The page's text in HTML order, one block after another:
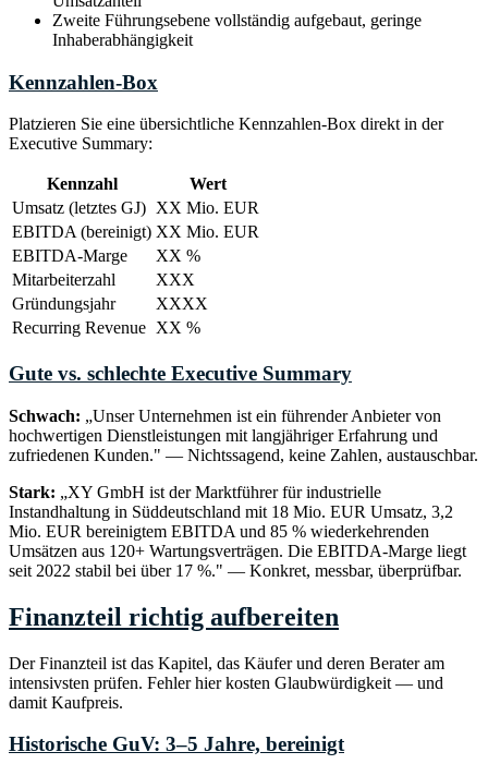
Zweite Führungsebene vollständig aufgebaut, geringe
Inhaberabhängigkeit
Kennzahlen-Box
Platzieren Sie eine übersichtliche Kennzahlen-Box direkt in der
Executive Summary:
Kennzahl
Wert
Umsatz (letztes GJ) XX Mio. EUR
EBITDA (bereinigt) XX Mio. EUR
EBITDA-Marge
XX %
Mitarbeiterzahl
XXX
Gründungsjahr
XXXX
Recurring Revenue XX %
Gute vs. schlechte Executive Summary
Schwach: „Unser Unternehmen ist ein führender Anbieter von
hochwertigen Dienstleistungen mit langjähriger Erfahrung und
zufriedenen Kunden." — Nichtssagend, keine Zahlen, austauschbar.
Stark: „XY GmbH ist der Marktführer für industrielle
Instandhaltung in Süddeutschland mit 18 Mio. EUR Umsatz, 3,2
Mio. EUR bereinigtem EBITDA und 85 % wiederkehrenden
Umsätzen aus 120+ Wartungsverträgen. Die EBITDA-Marge liegt
seit 2022 stabil bei über 17 %." — Konkret, messbar, überprüfbar.
Finanzteil richtig aufbereiten
Der Finanzteil ist das Kapitel, das Käufer und deren Berater am
intensivsten prüfen. Fehler hier kosten Glaubwürdigkeit — und
damit Kaufpreis.
Historische GuV: 3–5 Jahre, bereinigt